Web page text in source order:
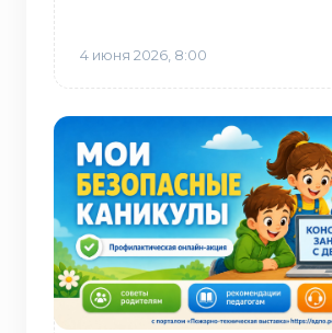
4 июня 2026, 8:00